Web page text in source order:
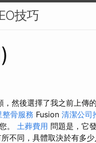
技巧
然後選擇了我之前上傳
整骨服務 Fusion 清潔公司
。 土葬費用 問題是，它
不同，具體取決於有多